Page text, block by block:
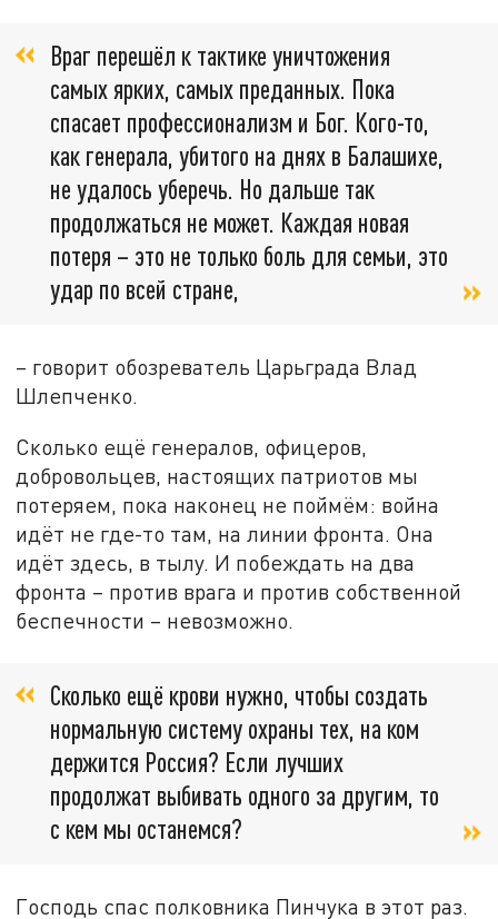
Враг перешёл к тактике уничтожения
самых ярких, самых преданных. Пока
спасает профессионализм и Бог. Кого-то,
как генерала, убитого на днях в Балашихе,
не удалось уберечь. Но дальше так
продолжаться не может. Каждая новая
потеря – это не только боль для семьи, это
удар по всей стране,
– говорит обозреватель Царьграда Влад
Шлепченко.
Сколько ещё генералов, офицеров,
добровольцев, настоящих патриотов мы
потеряем, пока наконец не поймём: война
идёт не где-то там, на линии фронта. Она
идёт здесь, в тылу. И побеждать на два
фронта – против врага и против собственной
беспечности – невозможно.
Сколько ещё крови нужно, чтобы создать
нормальную систему охраны тех, на ком
держится Россия? Если лучших
продолжат выбивать одного за другим, то
с кем мы останемся?
Господь спас полковника Пинчука в этот раз.